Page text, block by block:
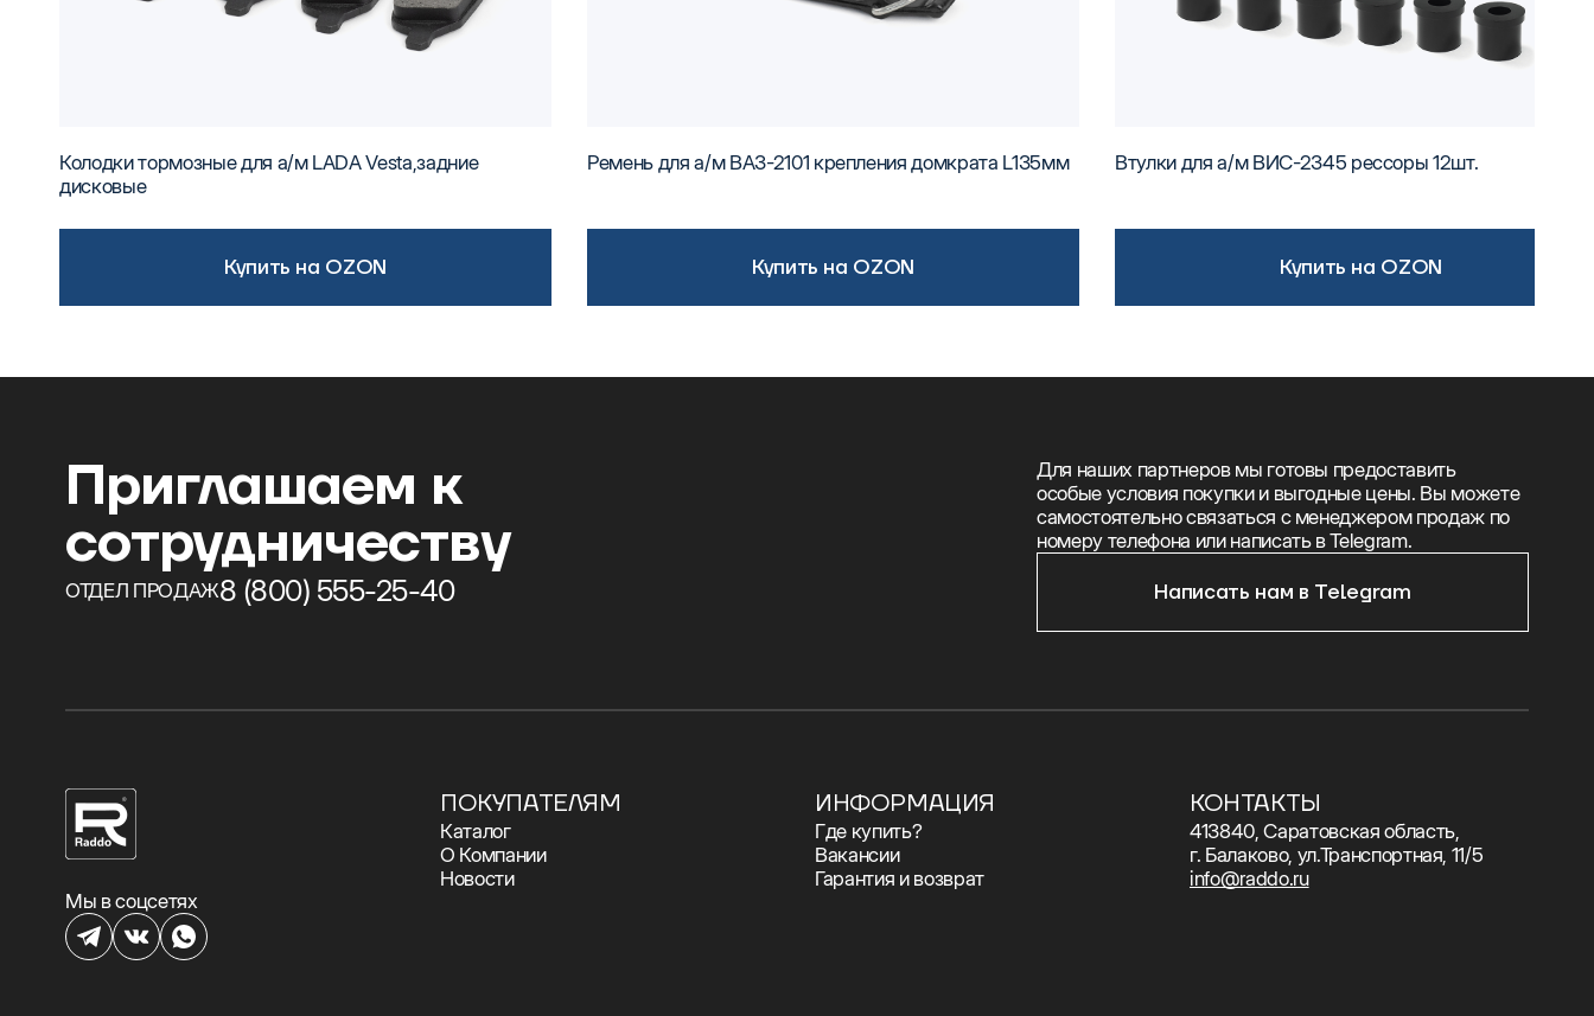
Колодки тормозные для а/м LADA Vesta,задние
дисковые
Купить на OZON
Ремень для а/м ВАЗ-2101 крепления домкрата L135мм
Купить на OZON
Втулки для а/м ВИС-2345 рессоры 12шт.
Купить на OZON
Приглашаем к
сотрудничеству
ОТДЕЛ ПРОДАЖ8 (800) 555-25-40
Для наших партнеров мы готовы предоставить
особые условия покупки и выгодные цены. Вы можете
самостоятельно связаться с менеджером продаж по
номеру телефона или написать в Telegram.
Написать нам в Telegram
Мы в соцсетях
ПОКУПАТЕЛЯМ
Каталог
О Компании
Новости
ИНФОРМАЦИЯ
Где купить?
Вакансии
Гарантия и возврат
КОНТАКТЫ
413840, Саратовская область,
г. Балаково, ул.Транспортная, 11/5
info@raddo.ru